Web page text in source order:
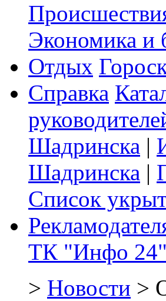
Экономика и
Отдых
Справка
Шадринска |
Шадринска |
Список
ТК "Инфо 24"
> Новости >